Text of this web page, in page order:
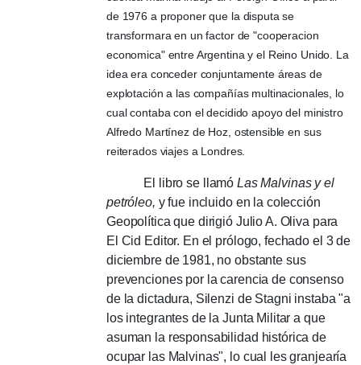
de 1976 a proponer que la disputa se
transformara en un factor de "cooperacion
economica" entre Argentina y el Reino Unido. La
idea era conceder conjuntamente áreas de
explotación a las compañías multinacionales, lo
cual contaba con el decidido apoyo del ministro
Alfredo Martínez de Hoz, ostensible en sus
reiterados viajes a Londres.
El libro se llamó Las Malvinas y el
petróleo, y fue incluido en la colección
Geopolítica que dirigió Julio A. Oliva para
El Cid Editor. En el prólogo, fechado el 3 de
diciembre de 1981, no obstante sus
prevenciones por la carencia de consenso
de la dictadura, Silenzi de Stagni instaba "a
los integrantes de la Junta Militar a que
asuman la responsabilidad histórica de
ocupar las Malvinas", lo cual les granjearía